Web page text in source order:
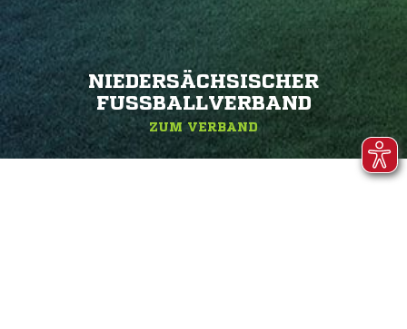
NIEDERSÄCHSISCHER
FUSSBALLVERBAND
ZUM VERBAND